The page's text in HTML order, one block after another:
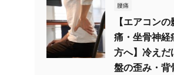
腰痛
【エアコン
痛・坐骨神経
方へ】冷えだ
盤の歪み・背